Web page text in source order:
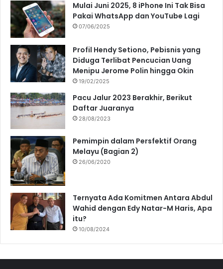
Mulai Juni 2025, 8 iPhone Ini Tak Bisa
Pakai WhatsApp dan YouTube Lagi
07/06/2025
Profil Hendy Setiono, Pebisnis yang
Diduga Terlibat Pencucian Uang
Menipu Jerome Polin hingga Okin
19/02/2025
Pacu Jalur 2023 Berakhir, Berikut
Daftar Juaranya
28/08/2023
Pemimpin dalam Persfektif Orang
Melayu (Bagian 2)
26/06/2020
Ternyata Ada Komitmen Antara Abdul
Wahid dengan Edy Natar-M Haris, Apa
itu?
10/08/2024